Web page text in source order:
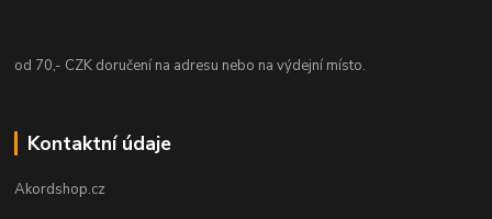
od 70,- CZK doručení na adresu nebo na výdejní místo.
Kontaktní údaje
Akordshop.cz